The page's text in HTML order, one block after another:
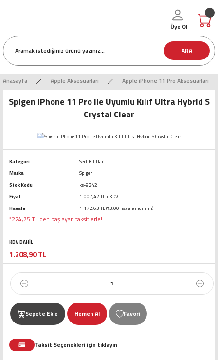
ARA
Üye Ol
Anasayfa Apple Aksesuarları Apple iPhone 11 Pro Aksesuarları
Spigen iPhone 11 Pro ile Uyumlu Kılıf Ultra Hybrid S
Crystal Clear
Kategori
Sert Kılıflar
Marka
Spigen
Stok Kodu
ks-9242
Fiyat
1.007,42 TL + KDV
Havale
1.172,63 TL (%3,00 havale indirimi)
*224,75 TL den başlayan taksitlerle!
KDV DAHİL
1.208,90 TL
Sepete Ekle Hemen Al
Taksit Seçenekleri için tıklayın